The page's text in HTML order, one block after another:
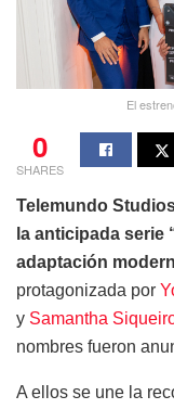
El
0
SHARES
Telemundo
la anticipada serie
adaptación
protagonizada por
y Samantha
nombres fueron
A ellos se une la